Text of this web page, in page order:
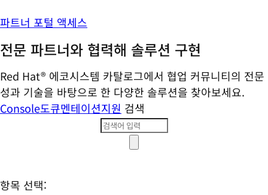
파트너 포털 액세스
전문 파트너와 협력해 솔루션 구현
Red Hat® 에코시스템 카탈로그에서 협업 커뮤니티의 전문
성과 기술을 바탕으로 한 다양한 솔루션을 찾아보세요.
Console도큐멘테이션지원 검색
항목 선택: